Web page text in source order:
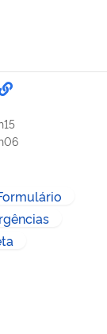
por Facebook
por Twitter
por
Compartilhe
link para